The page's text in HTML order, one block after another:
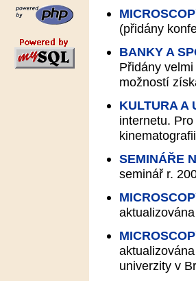
(přidány
BANKY A
Přidány
možností
KULTURA A
internetu.
SEMINÁŘE
seminář r.
univerzity v